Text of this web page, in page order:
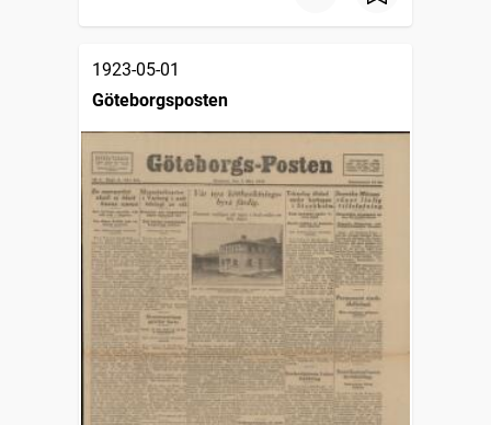
1923-05-01
Göteborgsposten